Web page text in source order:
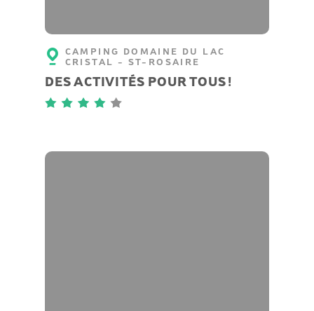
CAMPING DOMAINE DU LAC
CRISTAL - ST-ROSAIRE
DES ACTIVITÉS POUR TOUS !